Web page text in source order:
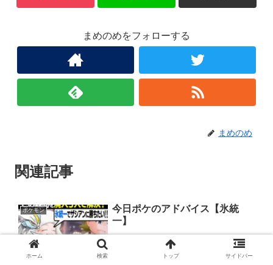
まめのめをフォローする
まめのめ
関連記事
ポケモン
今日ポケのアドバイス【氷統
一】
ホーム 検索 トップ サイドバー